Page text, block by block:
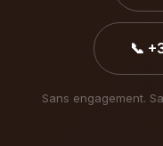
📞
Sans engagement.